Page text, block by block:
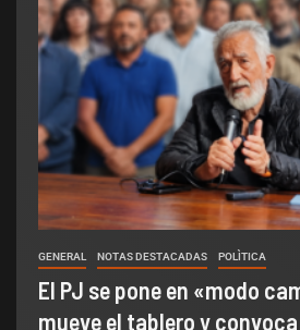
GENERAL NOTAS DESTACADAS POLÌTICA
El PJ se pone en «modo
mueve el tablero y